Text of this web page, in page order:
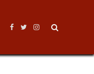
Facebook
TwitterInstagram